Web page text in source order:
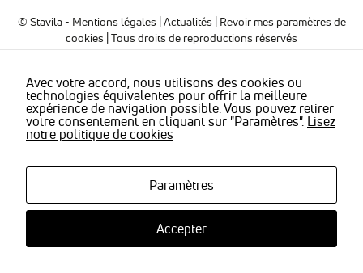
© Stavila - Mentions légales Actualités
Revoir mes paramètres de
cookies | Tous droits de reproductions réservés
Avec votre accord, nous utilisons des cookies ou
technologies équivalentes pour offrir la meilleure
expérience de navigation possible. Vous pouvez retirer
votre consentement en cliquant sur "Paramètres". Lisez
notre politique de cookies
Paramètres
Accepter
notamment
d'avoir accès à
la
de notre
localisation
qu'aux
fonctionnalités
nous
contacter.
Nous